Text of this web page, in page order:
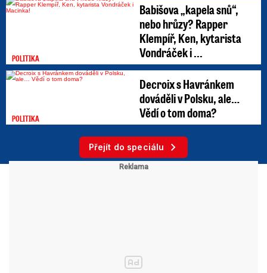
POLITIKA
Babišova „kapela snů“,
nebo hrůzy? Rapper
Klempíř, Ken, kytarista
Vondráček i ...
POLITIKA
Decroix s Havránkem
dováděli v Polsku, ale…
Vědí o tom doma?
Přejít do speciálu